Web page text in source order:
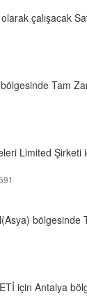
çalışacak
Tam
Limited Şirketi
bölgesinde
için Antalya